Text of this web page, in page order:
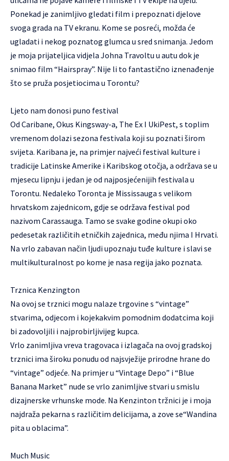
Ponekad je zanimljivo gledati film i prepoznati djelove
svoga grada na TV ekranu. Kome se posreći, možda će
ugladati i nekog poznatog glumca u sred snimanja. Jedom
je moja prijateljica vidjela Johna Travoltu u autu dok je
snimao film “Hairspray”. Nije li to fantastično iznenađenje
što se pruža posjetiocima u Torontu?
Ljeto nam donosi puno festival
Od Caribane, Okus Kingsway-a, The Ex I UkiPest, s toplim
vremenom dolazi sezona festivala koji su poznati širom
svijeta. Karibana je, na primjer najveći festival kulture i
tradicije Latinske Amerike i Karibskog otočja, a održava se u
mjesecu lipnju i jedan je od najposjećenijih festivala u
Torontu. Nedaleko Toronta je Mississauga s velikom
hrvatskom zajednicom, gdje se održava festival pod
nazivom Carassauga. Tamo se svake godine okupi oko
pedesetak različitih etničkih zajednica, među njima I Hrvati.
Na vrlo zabavan način ljudi upoznaju tuđe kulture i slavi se
multikulturalnost po kome je nasa regija jako poznata.
Trznica Kenzington
Na ovoj se trznici mogu nalaze trgovine s “vintage”
stvarima, odjecom i kojekakvim pomodnim dodatcima koji
bi zadovoljili i najprobirljivijeg kupca.
Vrlo zanimljiva vreva tragovaca i izlagača na ovoj gradskoj
trznici ima široku ponudu od najsvježije prirodne hrane do
“vintage” odjeće. Na primjer u “Vintage Depo” i “Blue
Banana Market” nude se vrlo zanimljive stvari u smislu
dizajnerske vrhunske mode. Na Kenzinton tržnici je i moja
najdraža pekarna s različitim delicijama, a zove se“Wandina
pita u oblacima”.
Much Music